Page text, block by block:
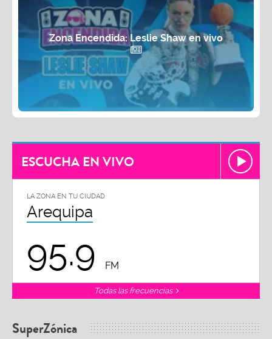
Zona Encendida: Leslie Shaw en vivo
ESCUCHA EN VIVO
LA ZONA EN TU CIUDAD
Arequipa
95.9 FM
Todas las frecuencias
SuperZónica